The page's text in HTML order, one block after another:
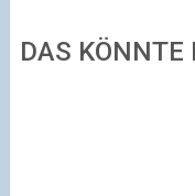
DAS KÖNNTE